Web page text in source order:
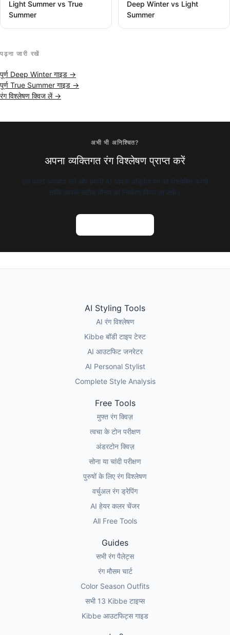
Light Summer vs True
Summer
Deep Winter vs Light
Summer
पढ़ना जारी रखें
पूर्ण Deep Winter गाइड →
पूर्ण True Summer गाइड →
रंग विश्लेषण क्विज लें →
अभी भी अनिश्चित?
अपना व्यक्तिगत रंग विश्लेषण प्राप्त करें
एक फोटो अपलोड करें और हमारी AI आपके अद्वितीय रंग को विश्लेषित करेगी
ताकि आपके सटीक मौसम का निर्धारण किया जा सके।
AI Styling Tools
AI रंग विश्लेषण
Kibbe बॉडी टाइप टेस्ट
AI आउटफिट जनरेटर
AI Personal Stylist
Complete Style Analysis
Free Tools
मुफ्त रंग क्विज़
त्वचा के टोन परीक्षण
अंडरटोन क्विज़
सोना या चांदी परीक्षण
पुरुषों के लिए रंग विश्लेषण
वर्चुअल रंग ड्रेपिंग
AI हेयर कलर चेंजर
All Free Tools
Guides
सभी रंग पैलेट्स
रंग मौसम चार्ट
Color Season Outfits
सभी 13 Kibbe टाइप्स
Kibbe आउटफिट्स गाइड